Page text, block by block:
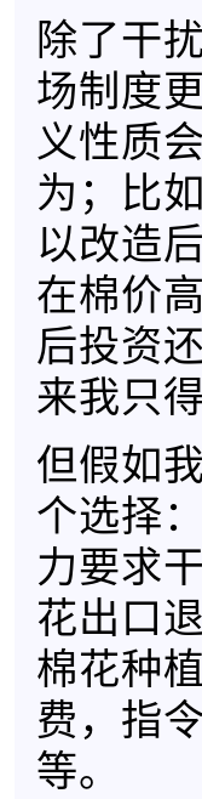
除了干
场制度
义性质
为；比
以改造
在棉价
后投资
来我只
但假如
个选择
力要求
花出口
棉花种
费，指
等。